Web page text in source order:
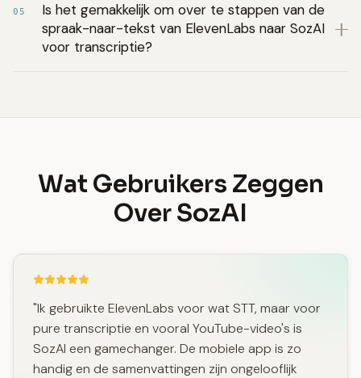
05
Is het gemakkelijk om over te stappen van de
spraak-naar-tekst van ElevenLabs naar SozAI
voor transcriptie?
Wat Gebruikers Zeggen
Over SozAI
"Ik gebruikte ElevenLabs voor wat STT, maar voor
pure transcriptie en vooral YouTube-video's is
SozAI een gamechanger. De mobiele app is zo
handig en de samenvattingen zijn ongelooflijk